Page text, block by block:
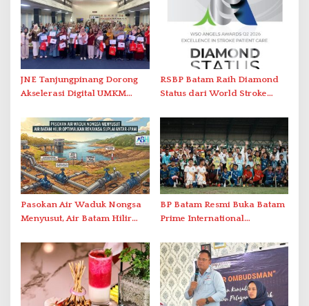
JNE Tanjungpinang Dorong
Akselerasi Digital UMKM
2026
RSBP Batam Raih Diamond
Status dari World Stroke
Berstandar Internasional
Pasokan Air Waduk Nongsa
Menyusut, Air Batam Hilir
Antar-IPAM
BP Batam Resmi Buka Batam
Prime International
2026 di Stadion Temenggung
Abdul Jamal